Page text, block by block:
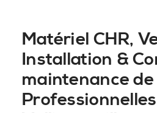
Matériel CHR,
Installation &
maintenance de